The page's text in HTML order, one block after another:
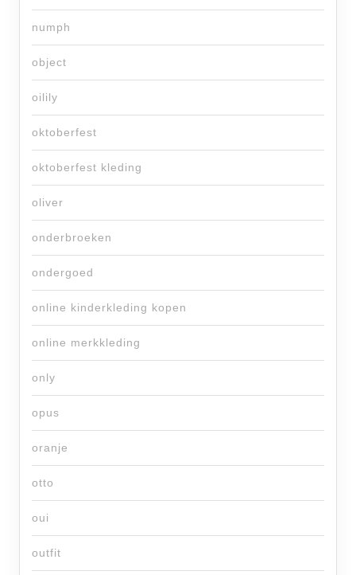
numph
object
oilily
oktoberfest
oktoberfest kleding
oliver
onderbroeken
ondergoed
online kinderkleding kopen
online merkkleding
only
opus
oranje
otto
oui
outfit